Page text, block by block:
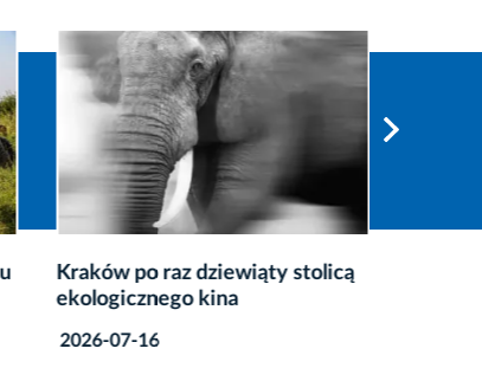
Kraków po raz dziewiąty stolicą
ekologicznego kina
2026-07-16